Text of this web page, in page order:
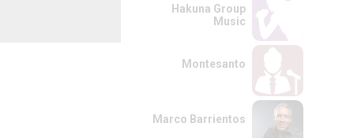
Hakuna Group
Music
Montesanto
Marco Barrientos